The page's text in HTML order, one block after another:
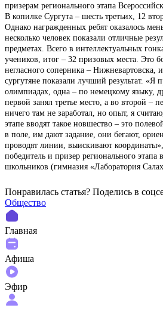
призерам регионального этапа
В копилке Сургута – шесть третьих, 12
Однако награжденных ребят оказалось
несколько человек показали отличные
предметах. Всего в интеллектуальных
учеников, итог – 32 призовых места. Это
негласного соперника –
сургутяне показали лучший результат. «Я
олимпиадах, одна – по немецкому языку,
первой занял третье место, а во второй –
ничего там не заработал, но опыт, я
этапе вводят такое новшество – это
в поле, им дают задание, они бегают,
проводят линии, выискивают координаты»,
победитель и призер регионального
школьников (гимназия «Лаборатория
Понравилась статья? Поделиcь в
Общество
Главная
Афиша
Эфир